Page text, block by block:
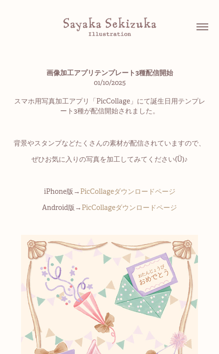
画像加工アプリテンプレート3種配信開始
01/10/2025
スマホ用写真加工アプリ「PicCollage」にて誕生日用テンプレ
ート3種が配信開始されました。
背景やスタンプなどたくさんの素材が配信されていますので、
ぜひお気に入りの写真を加工してみてください(Ü)♪
iPhone版→ PicCollageダウンロードページ
Android版→ PicCollageダウンロードページ